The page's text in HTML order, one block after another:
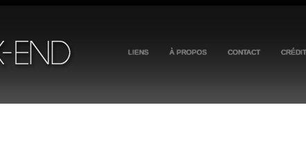
LIENS À PROPOS CONTACT